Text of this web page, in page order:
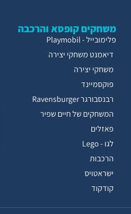
משחקים קופסא והרכבה
פלימובייל - Playmobil
דיאמנט משחקי יצירה
משחקי יצירה
פוקסמיינד
רבנסבורגר Ravensburger
המשחקים של חיים שפיר
פאזלים
לגו - Lego
הרכבות
ישראטויס
קודקוד